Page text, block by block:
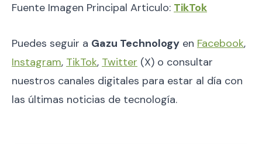
Fuente Imagen Principal Articulo: TikTok
Puedes seguir a Gazu Technology en Facebook,
Instagram, TikTok, Twitter (X) o consultar
nuestros canales digitales para estar al día con
las últimas noticias de tecnología.